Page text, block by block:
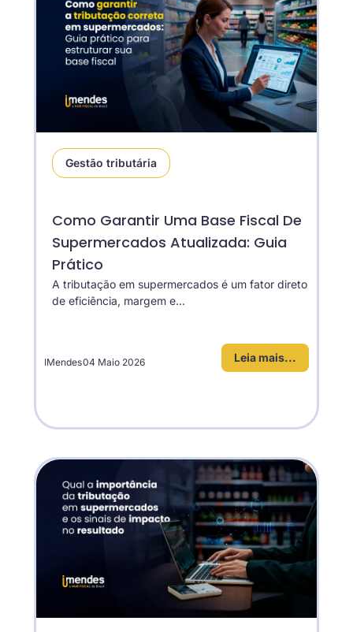
Gestão tributária
Como Garantir Uma Base Fiscal De
Supermercados Atualizada: Guia
Prático
A tributação em supermercados é um fator direto
de eficiência, margem e...
Leia mais...
IMendes04 Maio 2026